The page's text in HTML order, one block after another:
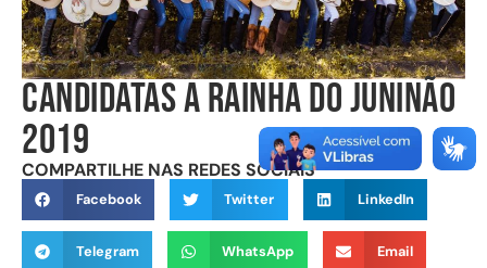
CANDIDATAS A RAINHA DO JUNINÃO
2019
COMPARTILHE NAS REDES SOCIAIS
Facebook Twitter LinkedIn
Telegram WhatsApp Email